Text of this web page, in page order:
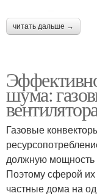
читать дальше →
шума:
Газовые
должную мощность
Поэтому сферой
частные дома на